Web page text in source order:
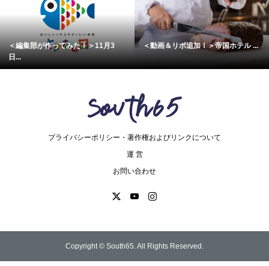
＜編集部が作ってみた！＞11月3
日...
＜動画＆リポ追加！＞帝国ホテル ...
プライバシーポリシー・著作権およびリンクについて
運 営
お問い合わせ
Copyright © South65. All Rights Reserved.